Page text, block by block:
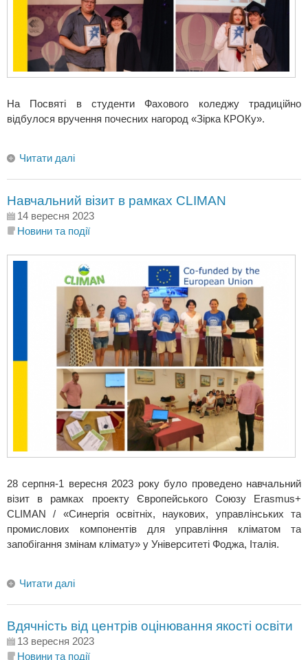
На Посвяті в студенти Фахового коледжу традиційно
відбулося вручення почесних нагород «Зірка КРОКу».
Читати далі
Навчальний візит в рамках CLIMAN
14 вересня 2023
Новини та події
28 серпня-1 вересня 2023 року було проведено навчальний
візит в рамках проекту Європейського Союзу Erasmus+
CLIMAN / «Синергія освітніх, наукових, управлінських та
промислових компонентів для управління кліматом та
запобігання змінам клімату» у Університеті Фоджа, Італія.
Читати далі
Вдячність від центрів оцінювання якості освіти
13 вересня 2023
Новини та події